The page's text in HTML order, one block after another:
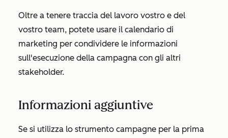
Oltre a tenere traccia del lavoro vostro e del
vostro team, potete usare il calendario di
marketing per condividere le informazioni
sull'esecuzione della campagna con gli altri
stakeholder.
Informazioni aggiuntive
Se si utilizza lo strumento campagne per la prima